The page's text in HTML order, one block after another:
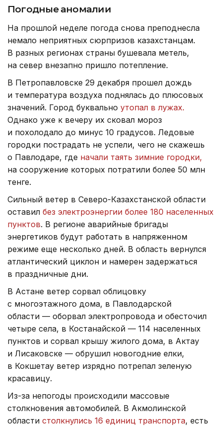
Погодные аномалии
На прошлой неделе погода снова преподнесла
немало неприятных сюрпризов казахстанцам.
В разных регионах страны бушевала метель,
на север внезапно пришло потепление.
В Петропавловске 29 декабря прошел дождь
и температура воздуха поднялась до плюсовых
значений. Город буквально утопал в лужах.
Однако уже к вечеру их сковал мороз
и похолодало до минус 10 градусов. Ледовые
городки пострадать не успели, чего не скажешь
о Павлодаре, где начали таять зимние городки,
на сооружение которых потратили более 50 млн
тенге.
Сильный ветер в Северо-Казахстанской области
оставил без электроэнергии более 180 населенных
пунктов. В регионе аварийные бригады
энергетиков будут работать в напряженном
режиме еще несколько дней. В область вернулся
атлантический циклон и намерен задержаться
в праздничные дни.
В Астане ветер сорвал облицовку
с многоэтажного дома, в Павлодарской
области — оборвал электропровода и обесточил
четыре села, в Костанайской — 114 населенных
пунктов и сорвал крышу жилого дома, в Актау
и Лисаковске — обрушил новогодние елки,
в Кокшетау ветер изрядно потрепал зеленую
красавицу.
Из-за непогоды происходили массовые
столкновения автомобилей. В Акмолинской
области столкнулись 16 единиц транспорта, есть